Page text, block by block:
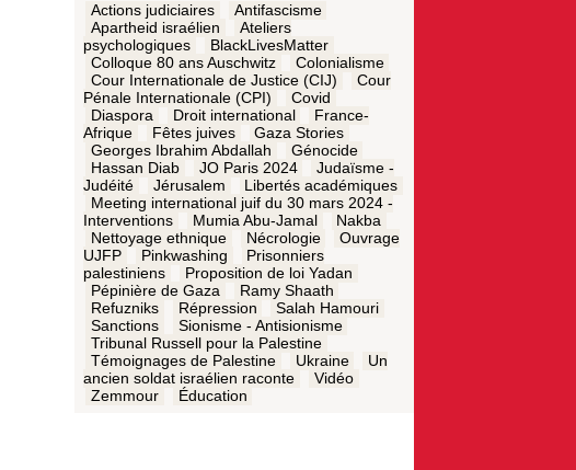
Actions judiciaires
Antifascisme
Apartheid israélien
Ateliers
psychologiques
BlackLivesMatter
Colloque 80 ans Auschwitz
Colonialisme
Cour Internationale de Justice (CIJ)
Cour
Pénale Internationale (CPI)
Covid
Diaspora
Droit international
France-
Afrique
Fêtes juives
Gaza Stories
Georges Ibrahim Abdallah
Génocide
Hassan Diab
JO Paris 2024
Judaïsme -
Judéité
Jérusalem
Libertés académiques
Meeting international juif du 30 mars 2024 -
Interventions
Mumia Abu-Jamal
Nakba
Nettoyage ethnique
Nécrologie
Ouvrage
UJFP
Pinkwashing
Prisonniers
palestiniens
Proposition de loi Yadan
Pépinière de Gaza
Ramy Shaath
Refuzniks
Répression
Salah Hamouri
Sanctions
Sionisme - Antisionisme
Tribunal Russell pour la Palestine
Témoignages de Palestine
Ukraine
Un
ancien soldat israélien raconte
Vidéo
Zemmour
Éducation